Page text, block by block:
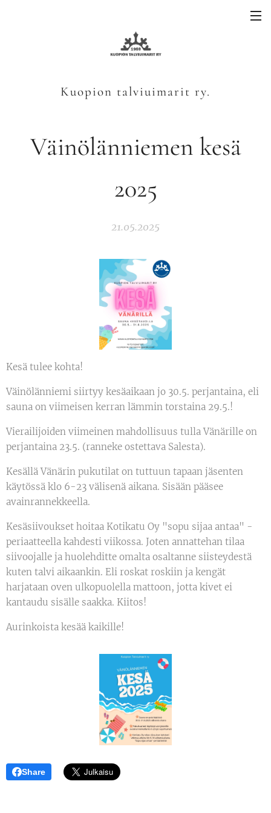
Kuopion talviuimarit ry.
Väinölänniemen kesä
2025
21.05.2025
Kesä tulee kohta!
Väinölänniemi siirtyy kesäaikaan jo 30.5. perjantaina, eli
sauna on viimeisen kerran lämmin torstaina 29.5.!
Vierailijoiden viimeinen mahdollisuus tulla Vänärille on
perjantaina 23.5. (ranneke ostettava Salesta).
Kesällä Vänärin pukutilat on tuttuun tapaan jäsenten
käytössä klo 6-23 välisenä aikana. Sisään pääsee
avainrannekkeella.
Kesäsiivoukset hoitaa Kotikatu Oy "sopu sijaa antaa" -
periaatteella kahdesti viikossa. Joten annattehan tilaa
siivoojalle ja huolehditte omalta osaltanne siisteydestä
kuten talvi aikaankin. Eli roskat roskiin ja kengät
harjataan oven ulkopuolella mattoon, jotta kivet ei
kantaudu sisälle saakka. Kiitos!
Aurinkoista kesää kaikille!
Share